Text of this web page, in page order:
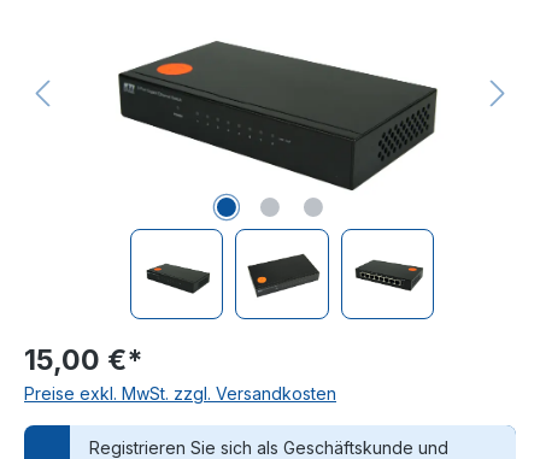
15,00 €*
Preise exkl. MwSt. zzgl. Versandkosten
Registrieren Sie sich als Geschäftskunde und